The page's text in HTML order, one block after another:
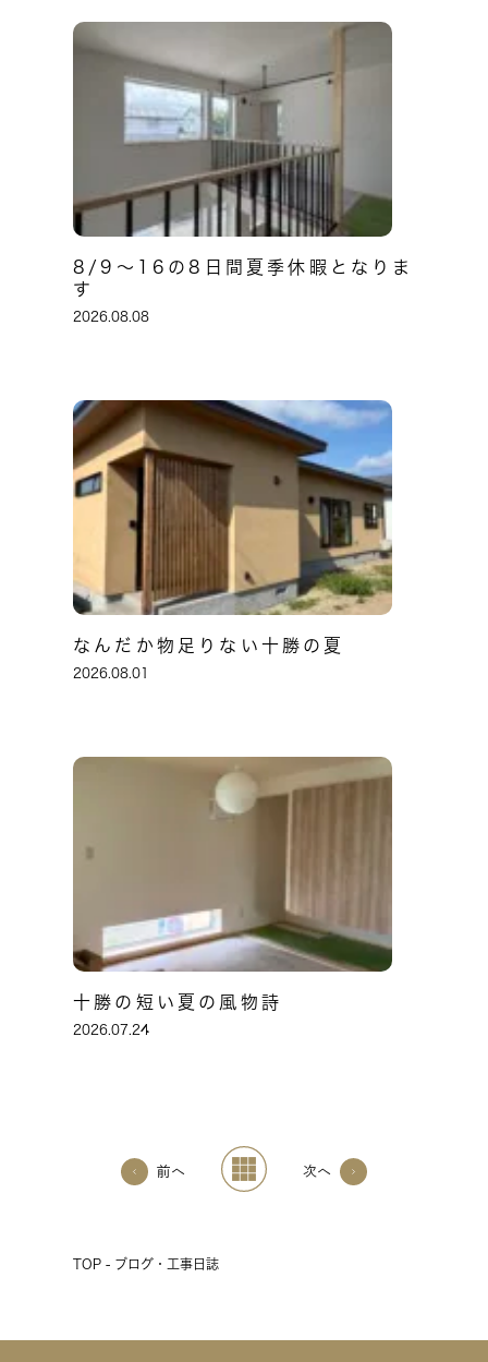
8/9～16の8日間夏季休暇となりま
す
2026.08.08
なんだか物足りない十勝の夏
2026.08.01
十勝の短い夏の風物詩
2026.07.24
前へ 次へ
TOP - ブログ・工事日誌